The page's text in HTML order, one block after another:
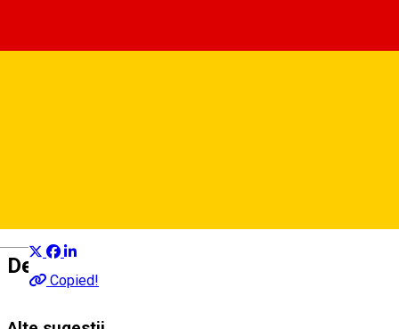
Deutsch
Copied!
Despre